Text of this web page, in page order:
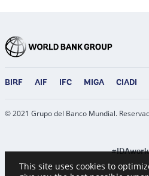
BIRF AIF IFC MIGA CIADI
© 2021 Grupo del Banco Mundial.
This site uses cookies to